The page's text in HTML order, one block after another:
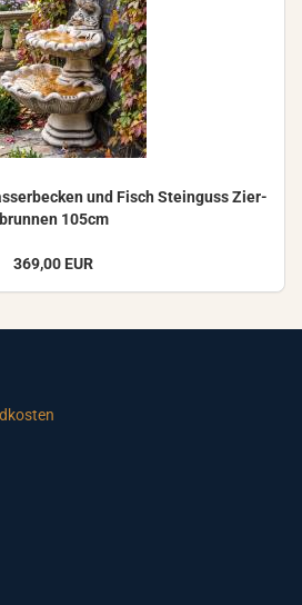
und Fisch Stein­guss Zier­
brun­nen 105cm
369,00 EUR